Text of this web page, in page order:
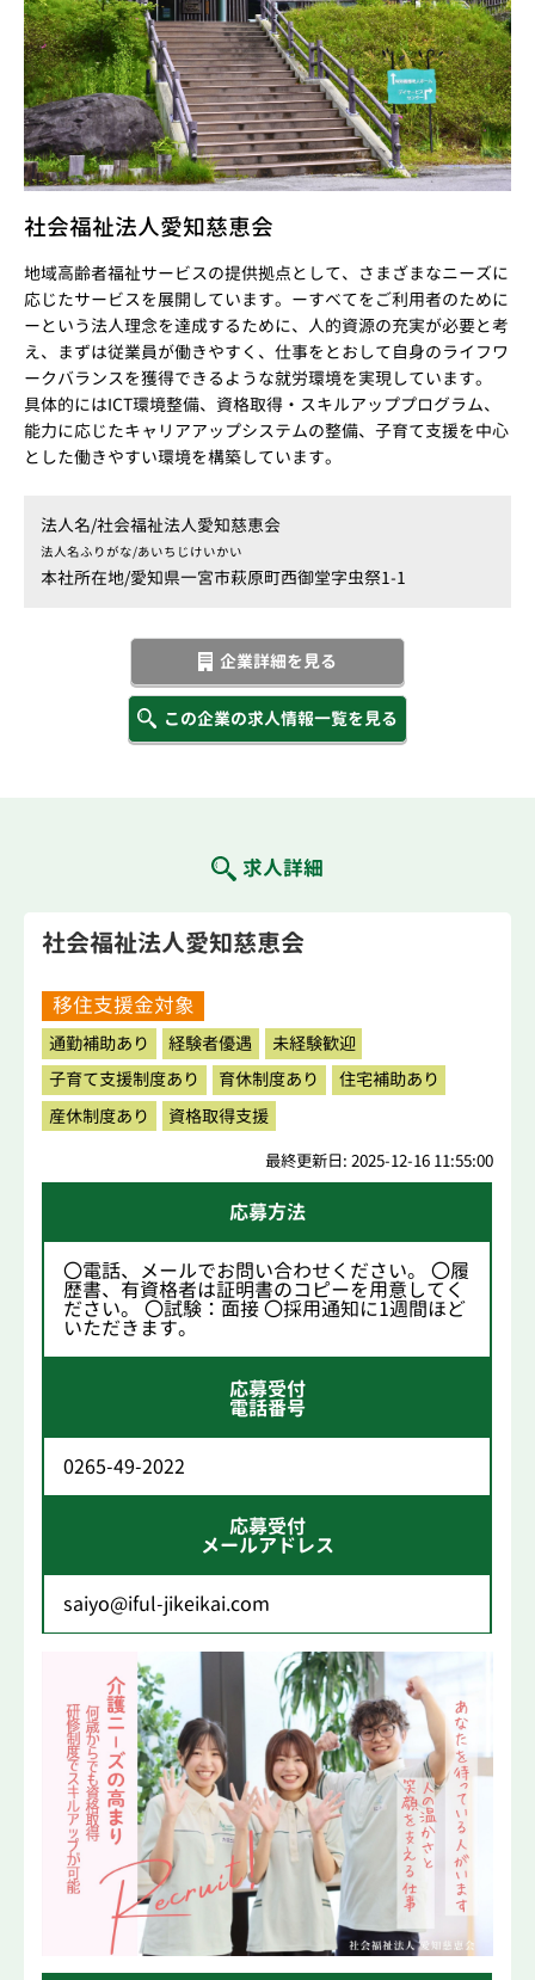
社会福祉法人愛知慈恵会
地域高齢者福祉サービスの提供拠点として、さまざまなニーズに
応じたサービスを展開しています。ーすべてをご利用者のために
ーという法人理念を達成するために、人的資源の充実が必要と考
え、まずは従業員が働きやすく、仕事をとおして自身のライフワ
ークバランスを獲得できるような就労環境を実現しています。
具体的にはICT環境整備、資格取得・スキルアッププログラム、
能力に応じたキャリアアップシステムの整備、子育て支援を中心
とした働きやすい環境を構築しています。
法人名/社会福祉法人愛知慈恵会
法人名ふりがな/あいちじけいかい
本社所在地/愛知県一宮市萩原町西御堂字虫祭1-1
企業詳細を見る
この企業の求人情報一覧を見る
求人詳細
社会福祉法人愛知慈恵会
移住支援金対象
通勤補助あり 経験者優遇
未経験歓迎
子育て支援制度あり
育休制度あり
住宅補助あり
産休制度あり
資格取得支援
最終更新日: 2025-12-16 11:55:00
応募方法
〇電話、メールでお問い合わせください。 〇履
歴書、有資格者は証明書のコピーを用意してく
ださい。 〇試験：面接 〇採用通知に1週間ほど
いただきます。
応募受付
電話番号
0265-49-2022
応募受付
メールアドレス
saiyo@iful-jikeikai.com